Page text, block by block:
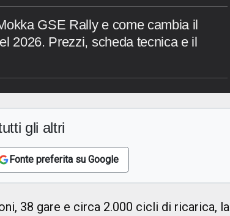
GSE Rally e come cambia il
2026. Prezzi, scheda tecnica e il
gli altri
Fonte preferita su Google
38 gare e circa 2.000 cicli di ricarica, la